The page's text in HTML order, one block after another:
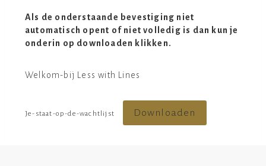
Als de onderstaande bevestiging niet
automatisch opent of niet volledig is dan kun je
onderin op downloaden klikken.
Welkom-bij Less with Lines
Je-staat-op-de-wachtlijst Downloaden